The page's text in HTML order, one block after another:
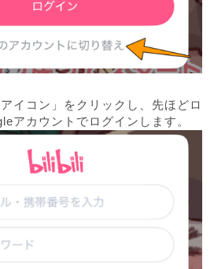
イコン」をクリックし、先ほどロ
アカウントでログインします。